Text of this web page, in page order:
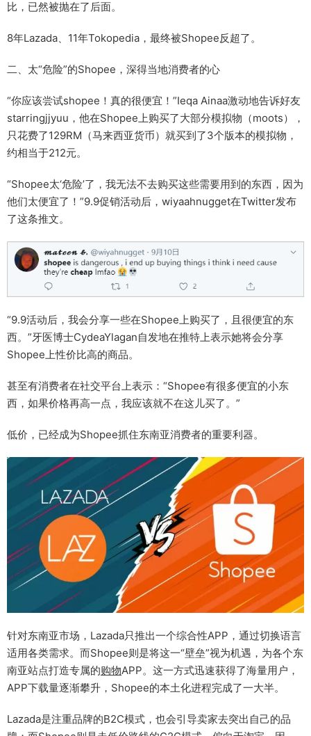
比，已然被抛在了后面。
8年Lazada、11年Tokopedia，最终被Shopee反超了。
二、太“危险”的Shopee，深得当地消费者的心
“你应该尝试shopee！真的很便宜！”Ieqa Ainaa激动地告诉好友
starringjjyuu，他在Shopee上购买了大部分模拟物（moots），
只花费了129RM（马来西亚货币）就买到了3个版本的模拟物，
约相当于212元。
“Shopee太‘危险’了，我无法不去购买这些需要用到的东西，因为
他们太便宜了！”9.9促销活动后，wiyaahnugget在Twitter发布
了这条推文。
“9.9活动后，我会分享一些在Shopee上购买了，且很便宜的东
西。”牙医博士CydeaYlagan自发地在推特上表示她将会分享
Shopee上性价比高的商品。
甚至有消费者在社交平台上表示：“Shopee有很多便宜的小东
西，如果价格再高一点，我应该就不在这儿买了。”
低价，已经成为Shopee抓住东南亚消费者的重要利器。
针对东南亚市场，Lazada只推出一个综合性APP，通过切换语言
适用各类需求。而Shopee则是将这一“壁垒”视为机遇，为各个东
南亚站点打造专属的购物APP。这一方式迅速获得了海量用户，
APP下载量逐渐攀升，Shopee的本土化进程完成了一大半。
Lazada是注重品牌的B2C模式，也会引导卖家去突出自己的品